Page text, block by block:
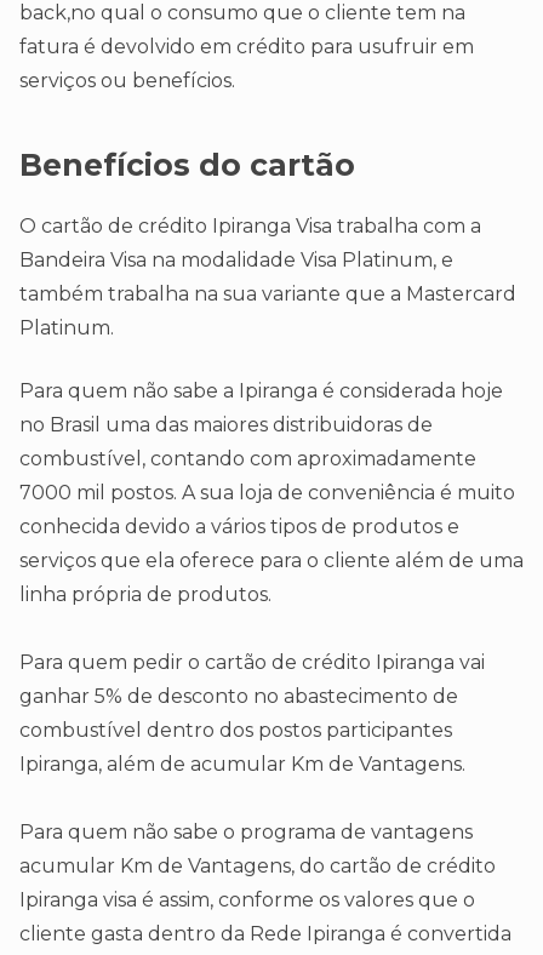
back,no qual o consumo que o cliente tem na
fatura é devolvido em crédito para usufruir em
serviços ou benefícios.
Benefícios do cartão
O cartão de crédito Ipiranga Visa trabalha com a
Bandeira Visa na modalidade Visa Platinum, e
também trabalha na sua variante que a Mastercard
Platinum.
Para quem não sabe a Ipiranga é considerada hoje
no Brasil uma das maiores distribuidoras de
combustível, contando com aproximadamente
7000 mil postos. A sua loja de conveniência é muito
conhecida devido a vários tipos de produtos e
serviços que ela oferece para o cliente além de uma
linha própria de produtos.
Para quem pedir o cartão de crédito Ipiranga vai
ganhar 5% de desconto no abastecimento de
combustível dentro dos postos participantes
Ipiranga, além de acumular Km de Vantagens.
Para quem não sabe o programa de vantagens
acumular Km de Vantagens, do cartão de crédito
Ipiranga visa é assim, conforme os valores que o
cliente gasta dentro da Rede Ipiranga é convertida